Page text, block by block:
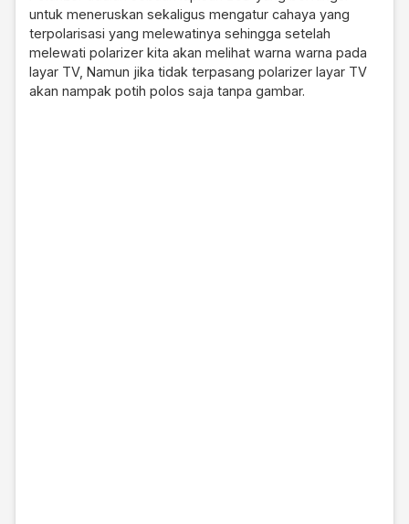
untuk meneruskan sekaligus mengatur cahaya yang
terpolarisasi yang melewatinya sehingga setelah
melewati polarizer kita akan melihat warna warna pada
layar TV, Namun jika tidak terpasang polarizer layar TV
akan nampak potih polos saja tanpa gambar.